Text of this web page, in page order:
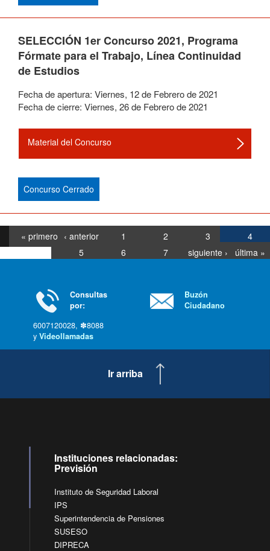
SELECCIÓN 1er Concurso 2021, Programa
Fórmate para el Trabajo, Línea Continuidad
de Estudios
Fecha de apertura: Viernes, 12de Febrerode2021
Fecha de cierre: Viernes, 26de Febrerode2021
Material del Concurso
Concurso Cerrado
« primero ‹ anterior 1 2 3
4
5
6 7 siguiente › última »
Consultas
por:
6007120028, ✽8088
y Videollamadas
Buzón
Ciudadano
Ir arriba
Instituciones relacionadas:
Previsión
Instituto de Seguridad Laboral
IPS
Superintendencia de Pensiones
SUSESO
DIPRECA